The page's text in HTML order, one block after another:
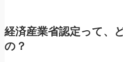
経済産業省認定って、
の？